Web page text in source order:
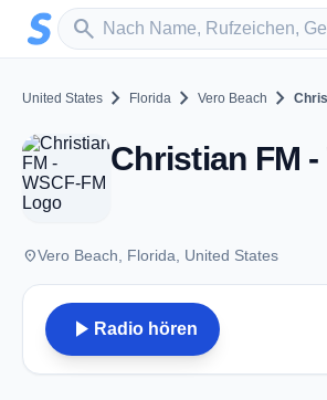
Zum Hauptinhalt springen
search
Sender suchen
United States chevron_right Florida chevron_right Vero Beach chevron_right
placeVero Beach, Florida, United States
play_arrow Radio hören